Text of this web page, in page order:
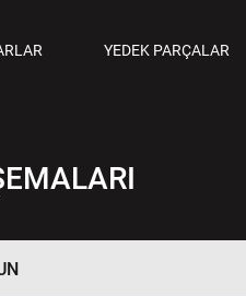
YEDEK PARÇALAR